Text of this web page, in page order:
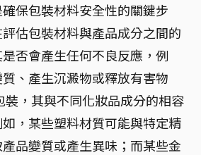
保包裝材料安全性的關鍵步
估包裝材料與產品成分之間的
否會產生任何不良反應，例
、產生沉澱物或釋放有害物
裝，其與不同化妝品成分的相容
，某些塑料材質可能與特定精
品變質或產生異味；而某些金